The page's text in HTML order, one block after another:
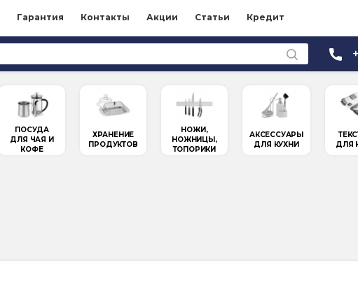
Гарантия Контакты Акции Статьи Кредит
ПОСУДА
ДЛЯ ЧАЯ И
КОФЕ
ХРАНЕНИЕ
ПРОДУКТОВ
НОЖИ,
НОЖНИЦЫ,
ТОПОРИКИ
АКСЕССУАРЫ
ДЛЯ КУХНИ
ДЛЯ